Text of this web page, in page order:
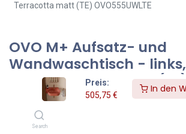
Preis:
505,75 €
In den
Search
Terracotta matt (TE) OVO555UWLTE
OVO M+ Aufsatz- und
Wandwaschtisch -
cm Terracotta matt
OVO555UWLTE
Farbe: Terracotta matt (TE)